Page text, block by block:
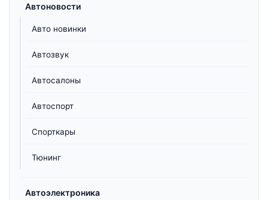
Автоновости
Авто новинки
Автозвук
Автосалоны
Автоспорт
Спорткары
Тюнинг
Автоэлектроника